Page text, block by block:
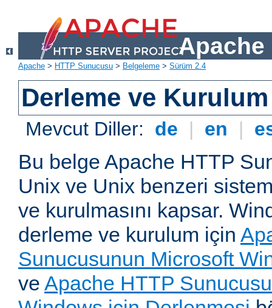
Apache
Apache > HTTP Sunucusu > Belgeleme > Sürüm 2.4
Derleme ve Kurulum
Mevcut Diller: de | en |
Bu belge Apache HTTP
Unix ve Unix benzeri
ve kurulmasını kapsar.
derleme ve kurulum için
Sunucusunun Microsoft
ve Apache HTTP